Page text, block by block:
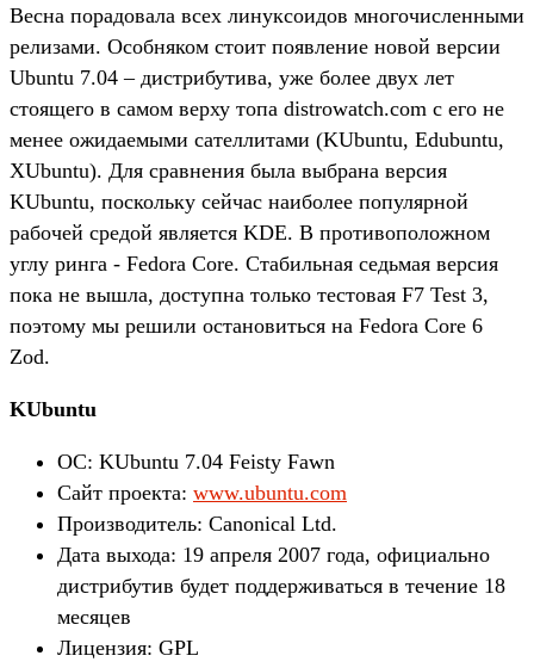
Весна порадовала всех линуксоидов многочисленными
релизами. Особняком стоит появление новой версии
Ubuntu 7.04 – дистрибутива, уже более двух лет
стоящего в самом верху топа distrowatch.com с его не
менее ожидаемыми сателлитами (KUbuntu, Edubuntu,
XUbuntu). Для сравнения была выбрана версия
KUbuntu, поскольку сейчас наиболее популярной
рабочей средой является KDE. В противоположном
углу ринга - Fedora Core. Стабильная седьмая версия
пока не вышла, доступна только тестовая F7 Test 3,
поэтому мы решили остановиться на Fedora Core 6
Zod.
KUbuntu
ОС: KUbuntu 7.04 Feisty Fawn
Сайт проекта: www.ubuntu.com
Производитель: Canonical Ltd.
Дата выхода: 19 апреля 2007 года, официально
дистрибутив будет поддерживаться в течение 18
месяцев
Лицензия: GPL